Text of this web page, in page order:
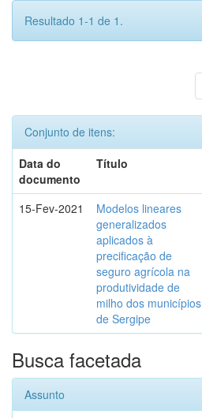
Resultado 1-1 de 1.
Conjunto de itens:
Data do
documento
Título
15-Fev-2021
Modelos lineares
generalizados
aplicados à
precificação de
seguro agrícola na
produtividade de
milho dos municípios
de Sergipe
Busca facetada
Assunto